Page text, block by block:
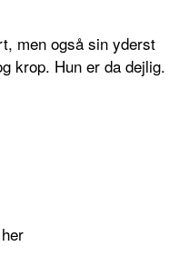
men også sin yderst
krop. Hun er da dejlig.